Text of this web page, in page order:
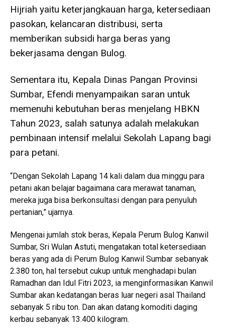
Hijriah yaitu keterjangkauan harga, ketersediaan
pasokan, kelancaran distribusi, serta
memberikan subsidi harga beras yang
bekerjasama dengan Bulog.
Sementara itu, Kepala Dinas Pangan Provinsi
Sumbar, Efendi menyampaikan saran untuk
memenuhi kebutuhan beras menjelang HBKN
Tahun 2023, salah satunya adalah melakukan
pembinaan intensif melalui Sekolah Lapang bagi
para petani.
“Dengan Sekolah Lapang 14 kali dalam dua minggu para
petani akan belajar bagaimana cara merawat tanaman,
mereka juga bisa berkonsultasi dengan para penyuluh
pertanian,” ujarnya.
Mengenai jumlah stok beras, Kepala Perum Bulog Kanwil
Sumbar, Sri Wulan Astuti, mengatakan total ketersediaan
beras yang ada di Perum Bulog Kanwil Sumbar sebanyak
2.380 ton, hal tersebut cukup untuk menghadapi bulan
Ramadhan dan Idul Fitri 2023, ia menginformasikan Kanwil
Sumbar akan kedatangan beras luar negeri asal Thailand
sebanyak 5 ribu ton. Dan akan datang komoditi daging
kerbau sebanyak 13.400 kilogram.